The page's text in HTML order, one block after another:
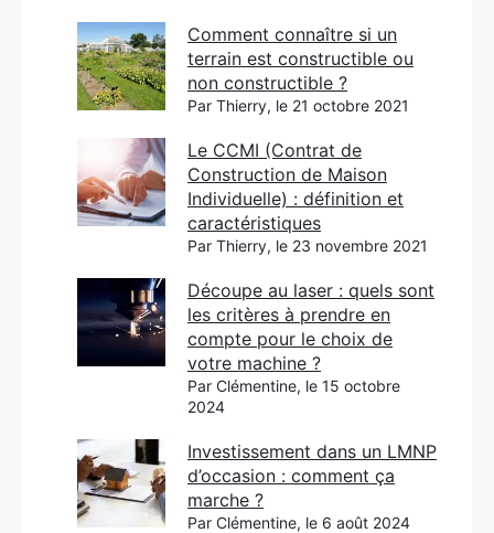
Comment connaître si un
terrain est constructible ou
non constructible ?
Par Thierry, le 21 octobre 2021
Le CCMI (Contrat de
Construction de Maison
Individuelle) : définition et
caractéristiques
Par Thierry, le 23 novembre 2021
Découpe au laser : quels sont
les critères à prendre en
compte pour le choix de
votre machine ?
Par Clémentine, le 15 octobre
2024
Investissement dans un LMNP
d’occasion : comment ça
marche ?
Par Clémentine, le 6 août 2024